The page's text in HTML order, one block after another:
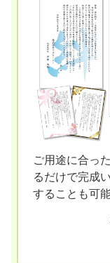
ご用途に合っ
るだけで完成
することも可能